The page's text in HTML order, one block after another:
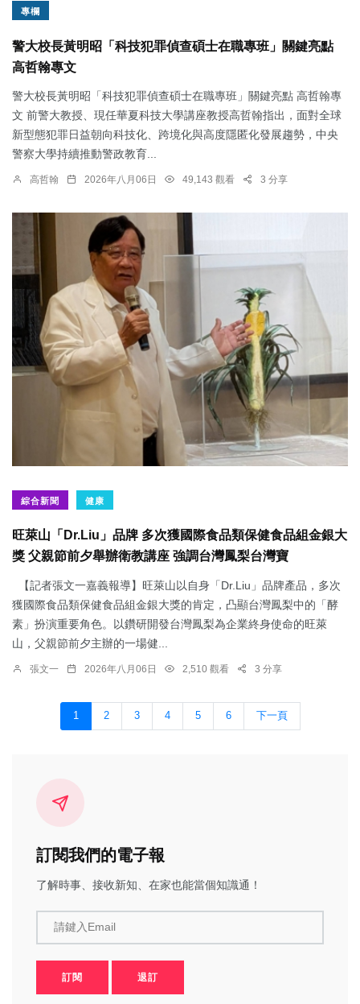
專欄
警大校長黃明昭「科技犯罪偵查碩士在職專班」關鍵亮點
高哲翰專文
警大校長黃明昭「科技犯罪偵查碩士在職專班」關鍵亮點 高哲翰專
文 前警大教授、現任華夏科技大學講座教授高哲翰指出，面對全球
新型態犯罪日益朝向科技化、跨境化與高度隱匿化發展趨勢，中央
警察大學持續推動警政教育...
高哲翰 2026年八月06日 49,143 觀看 3 分享
綜合新聞 健康
旺萊山「Dr.Liu」品牌 多次獲國際食品類保健食品組金銀大
獎 父親節前夕舉辦衛教講座 強調台灣鳳梨台灣寶
【記者張文一嘉義報導】旺萊山以自身「Dr.Liu」品牌產品，多次
獲國際食品類保健食品組金銀大獎的肯定，凸顯台灣鳳梨中的「酵
素」扮演重要角色。以鑽研開發台灣鳳梨為企業終身使命的旺萊
山，父親節前夕主辦的一場健...
張文一 2026年八月06日 2,510 觀看 3 分享
1 2 3 4 5 6 下一頁
訂閱我們的電子報
了解時事、接收新知、在家也能當個知識通！
請鍵入Email
訂閱 退訂